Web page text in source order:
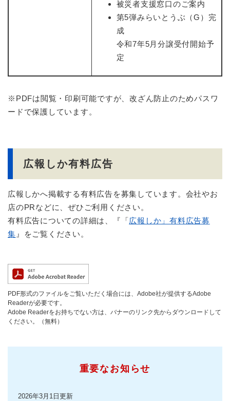
被災者支援窓口のご案内
第5弾みらいとうぶ（G）完
成
令和7年5月分譲受付開始予
定
※PDFは閲覧・印刷可能ですが、改ざん防止のためパスワ
ードで保護しています。
広報しか有料広告
広報しかへ掲載する有料広告を募集しています。会社やお
店のPRなどに、ぜひご利用ください。
有料広告についての詳細は、『「広報しか」有料広告募
集 』をご覧ください。
PDF形式のファイルをご覧いただく場合には、Adobe社が提供するAdobe
Readerが必要です。
Adobe Readerをお持ちでない方は、バナーのリンク先からダウンロードして
ください。（無料）
重要なお知らせ
2026年3月1日更新